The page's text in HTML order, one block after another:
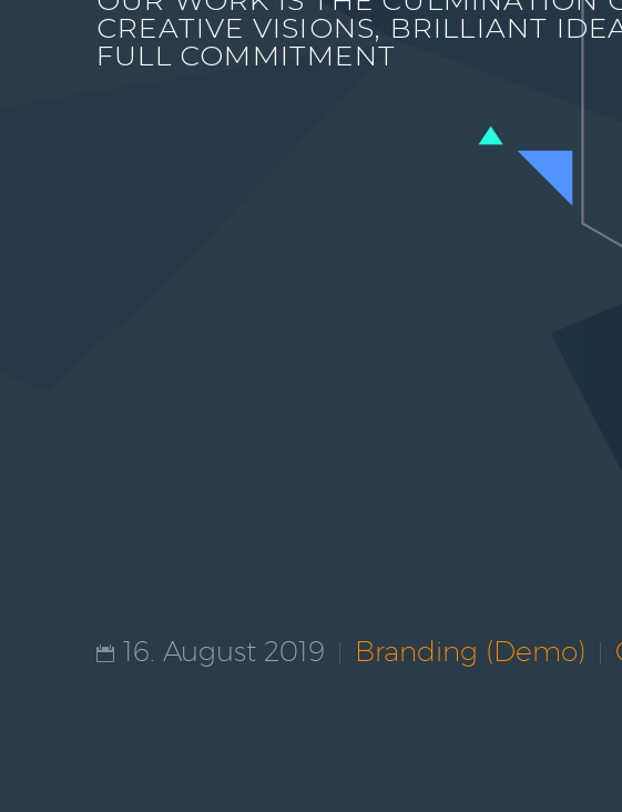
CREATIVE VISIONS, BRILLIANT
FULL COMMITMENT
16. August 2019 Branding (Demo)